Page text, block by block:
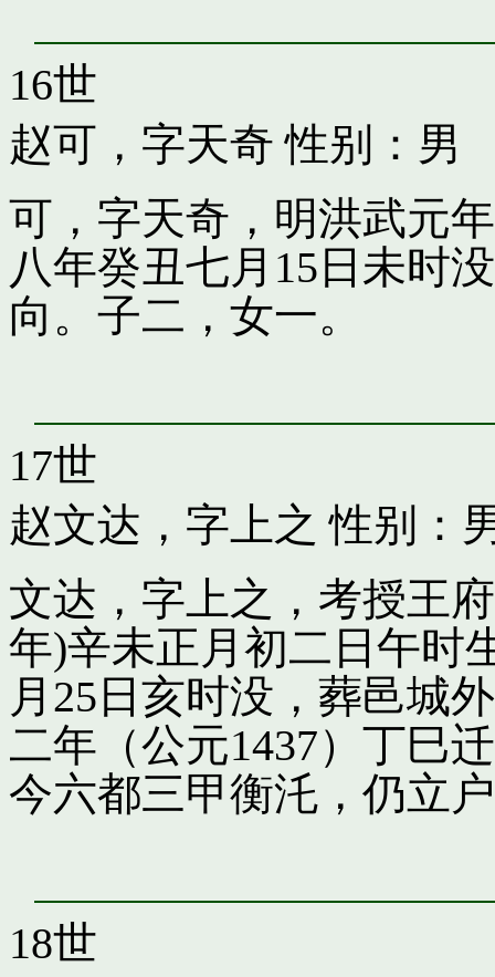
16世
赵可，字天奇 性别：男
可，字天奇，明洪武元
八年癸丑七月15日未时
向。子二，女一。
17世
赵文达，字上之 性别：
文达，字上之，考授王
年)辛未正月初二日午时
月25日亥时没，葬邑城
二年（公元1437）丁巳
今六都三甲衡汑，仍立
18世